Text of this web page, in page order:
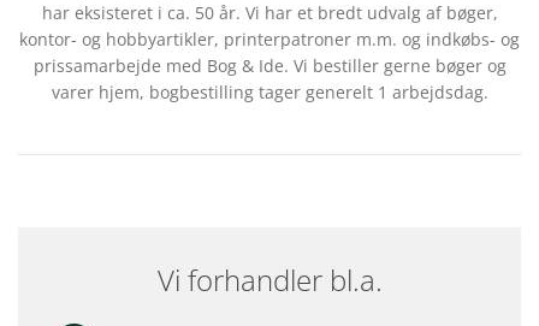
har eksisteret i ca. 50 år. Vi har et bredt udvalg af bøger,
kontor- og hobbyartikler, printerpatroner m.m. og indkøbs- og
prissamarbejde med Bog & Ide. Vi bestiller gerne bøger og
varer hjem, bogbestilling tager generelt 1 arbejdsdag.
Vi forhandler bl.a.